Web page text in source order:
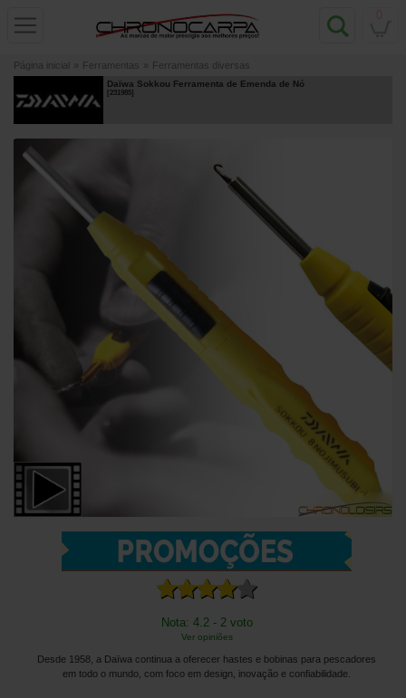
Página inicial » Ferramentas » Ferramentas diversas
Daïwa Sokkou Ferramenta de Emenda de Nó
[231985]
Nota: 4.2 - 2 voto
Ver opiniões
Desde 1958, a Daïwa continua a oferecer hastes e bobinas para pescadores
em todo o mundo, com foco em design, inovação e confiabilidade.